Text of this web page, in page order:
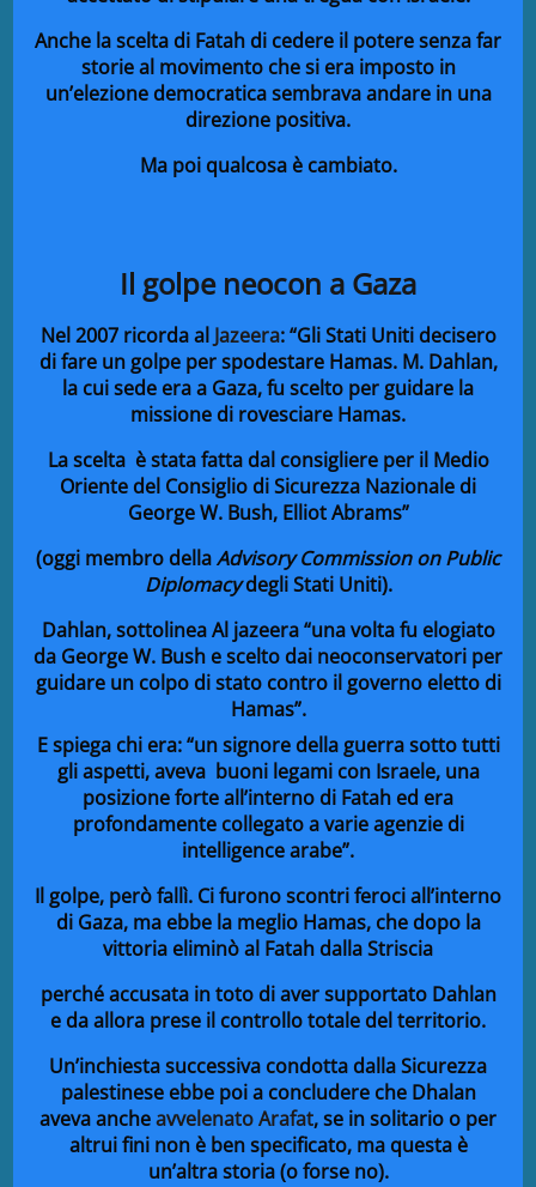
Anche la scelta di Fatah di cedere il potere senza far
storie al movimento che si era imposto in
un’elezione democratica sembrava andare in una
direzione positiva.
Ma poi qualcosa è cambiato.
Il golpe neocon a Gaza
Nel 2007 ricorda al Jazeera: “Gli Stati Uniti decisero
di fare un golpe per spodestare Hamas. M. Dahlan,
la cui sede era a Gaza, fu scelto per guidare la
missione di rovesciare Hamas.
La scelta è stata fatta dal consigliere per il Medio
Oriente del Consiglio di Sicurezza Nazionale di
George W. Bush, Elliot Abrams”
(oggi membro dellaAdvisory Commission on Public
Diplomacydegli Stati Uniti).
Dahlan, sottolinea Al jazeera “una volta fu elogiato
da George W. Bush e scelto dai neoconservatori per
guidare un colpo di stato contro il governo eletto di
Hamas”.
E spiega chi era: “un signore della guerra sotto tutti
gli aspetti, aveva buoni legami con Israele, una
posizione forte all’interno di Fatah ed era
profondamente collegato a varie agenzie di
intelligence arabe”.
Il golpe, però fallì. Ci furono scontri feroci all’interno
di Gaza, ma ebbe la meglio Hamas, che dopo la
vittoria eliminò al Fatah dalla Striscia
perché accusata in toto di aver supportato Dahlan
e da allora prese il controllo totale del territorio.
Un’inchiesta successiva condotta dalla Sicurezza
palestinese ebbe poi a concludere che Dhalan
aveva ancheavvelenato Arafat, se in solitario o per
altrui fini non è ben specificato, ma questa è
un’altra storia (o forse no).